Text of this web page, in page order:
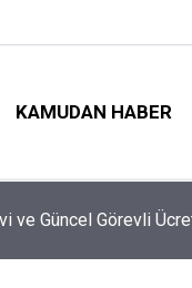
KAMUDAN HABER
ve Güncel Görevli